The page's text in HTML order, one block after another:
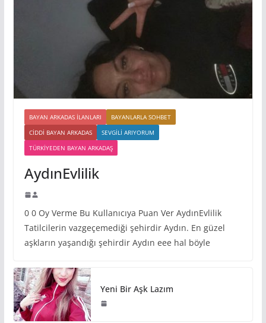
BAYAN ARKADAS ILANLARI
BAYANLARLA SOHBET
CIDDI BAYAN ARKADAS
SEVGILI ARIYORUM
TÜRKIYEDEN BAYAN ARKADAŞ
AydınEvlilik
0 0 Oy Verme Bu Kullanıcıya Puan Ver AydınEvlilik
Tatilcilerin vazgeçemediği şehirdir Aydın. En güzel
aşkların yaşandığı şehirdir Aydın eee hal böyle
Yeni Bir Aşk Lazım